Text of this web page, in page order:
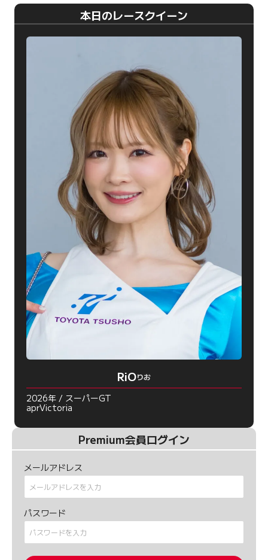
本日のレースクイーン
RiOりお
2026年 / スーパーGT
aprVictoria
Premium会員ログイン
メールアドレス
パスワード